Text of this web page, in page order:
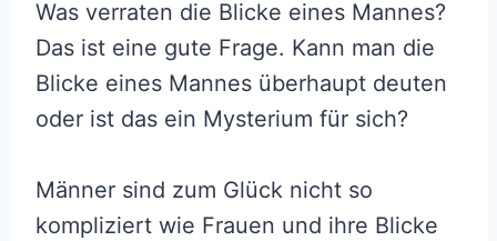
Was verraten die Blicke eines Mannes?
Das ist eine gute Frage. Kann man die
Blicke eines Mannes überhaupt deuten
oder ist das ein Mysterium für sich?
Männer sind zum Glück nicht so
kompliziert wie Frauen und ihre Blicke